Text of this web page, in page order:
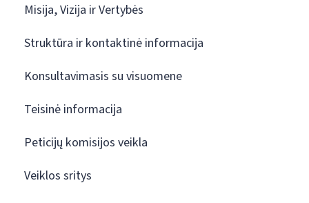
Misija, Vizija ir Vertybės
Struktūra ir kontaktinė informacija
Konsultavimasis su visuomene
Teisinė informacija
Peticijų komisijos veikla
Veiklos sritys